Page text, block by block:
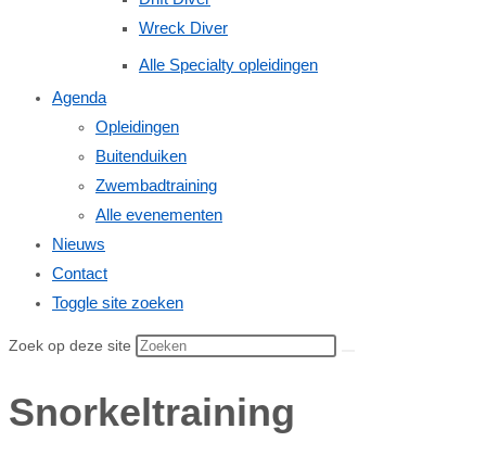
Wreck Diver
Alle Specialty opleidingen
Agenda
Opleidingen
Buitenduiken
Zwembadtraining
Alle evenementen
Nieuws
Contact
Toggle site zoeken
Zoek op deze site
Snorkeltraining